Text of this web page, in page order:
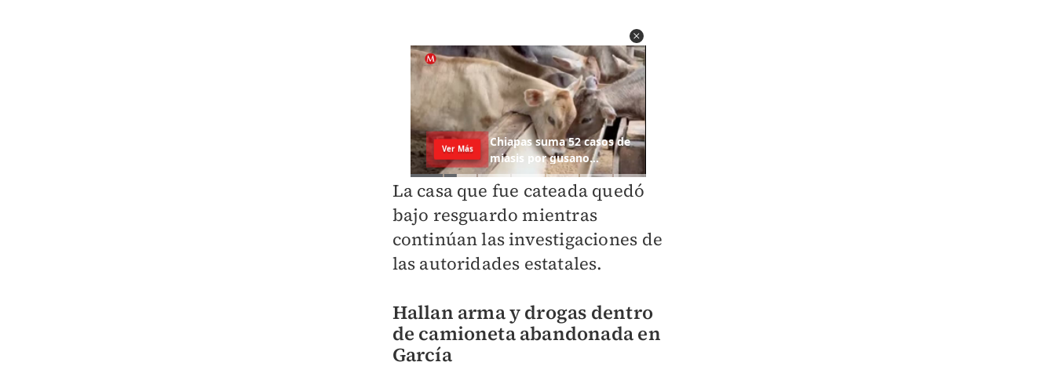
La casa que fue cateada quedó
bajo resguardo mientras
continúan las investigaciones de
las autoridades estatales.
Hallan arma y drogas dentro
de camioneta abandonada en
García